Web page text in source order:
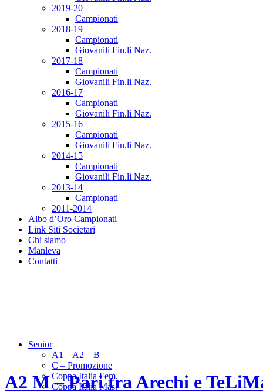
2019-20
Campionati
2018-19
Campionati
Giovanili Fin.li Naz.
2017-18
Campionati
Giovanili Fin.li Naz.
2016-17
Campionati
Giovanili Fin.li Naz.
2015-16
Campionati
Giovanili Fin.li Naz.
2014-15
Campionati
Giovanili Fin.li Naz.
2013-14
Campionati
2011-2014
Albo d’Oro Campionati
Link Siti Societari
Chi siamo
Manleva
Contatti
Senior
A1 – A2 – B
C – Promozione
Coppa Italia Fem.
Coppa Italia Mas.
A2 M – Pari tra Arechi e